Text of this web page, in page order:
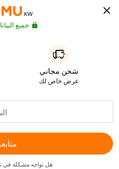
KW
جميع
شحن مجاني
عرض خاص لك
هل تواجه مشكلة في